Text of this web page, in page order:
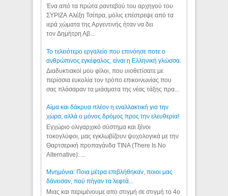
Ένα από τα πρώτα ραντεβού του αρχηγού του
ΣΥΡΙΖΑ Αλέξη Τσίπρα, μόλις επέστρεψε από τα
ιερά χώματα της Αργεντινής ήταν να δει
τον Δημήτρη Αβ...
Το τελειότερο εργαλείο που επινόησε ποτε ο
ανθρώπινος εγκέφαλος, είναι η Ελληνική γλώσσα.
Διαδυκτιακοί μου φίλοι, που υιοθετίσατε με
περίσσια ευκολία τον τρόπο επικοινωνίας που
σας πλάσαραν τα μιάσματα της νέας τάξης πρα...
Αίμα και δάκρυα πλέον η εναλλακτική για την
χώρα, αλλά ο μόνος δρόμος προς την ελευθερία!
Εγχώριο ολιγαρχικό σύστημα και ξένοι
τοκογλύφοι, μας εγκλωβίζουν ψυχολογικά με την
Θαρτσερική προπαγάνδα TINA (There Is No
Alternative). ...
Μνημόνια: Ποια μέτρα επιβλήθηκαν, ποιοι μας
δάνεισαν, πού πήγαν τα λεφτά...
Μιας και περιμένουμε απο στιγμή σε στιγμή το 4ο